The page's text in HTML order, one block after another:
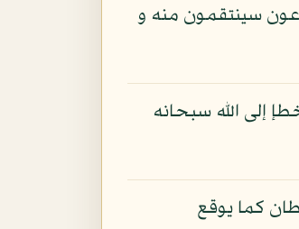
سينتقمون منه و
إلى الله سبحانه
كما يوقع